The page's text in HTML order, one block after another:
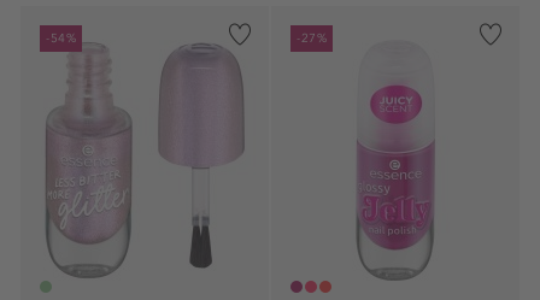
-54% -27%